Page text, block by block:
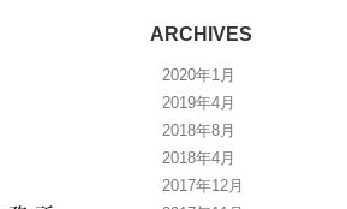
ARCHIVES
2020年1月
2019年4月
2018年8月
2018年4月
2017年12月